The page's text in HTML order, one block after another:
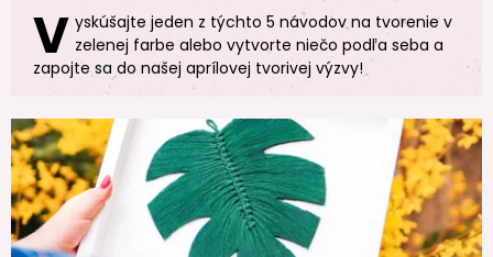
V yskúšajte jeden z týchto 5 návodov na tvorenie v
zelenej farbe alebo vytvorte niečo podľa seba a
zapojte sa do našej aprílovej tvorivej výzvy!